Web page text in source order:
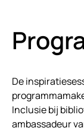
De
Inclusie bij
ambassadeur